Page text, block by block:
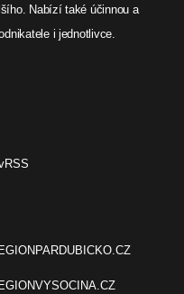
Nabízí také účinnou a
i jednotlivce.
RSS